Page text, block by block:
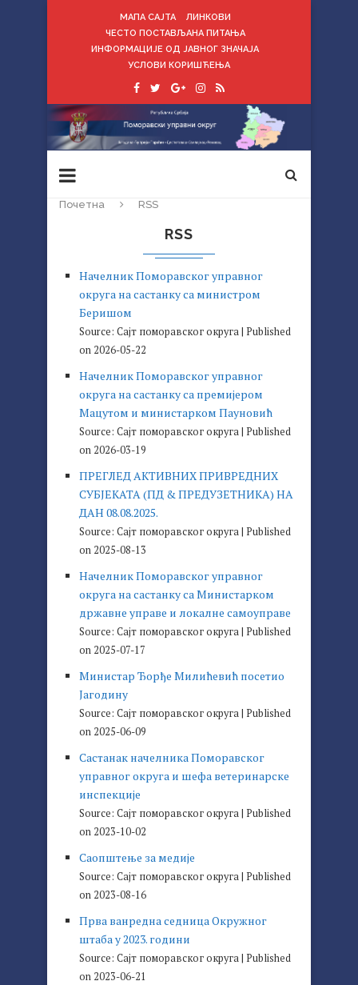
МАПА САЈТА
ЛИНКОВИ
ЧЕСТО ПОСТАВЉАНА ПИТАЊА
ИНФОРМАЦИЈЕ ОД ЈАВНОГ ЗНАЧАЈА
УСЛОВИ КОРИШЋЕЊА
Почетна RSS
RSS
Начелник Поморавског управног
округа на састанку са министром
Беришом
Source: Сајт поморавског округа Published
on 2026-05-22
Начелник Поморавског управног
округа на састанку са премијером
Мацутом и министарком Пауновић
Source: Сајт поморавског округа Published
on 2026-03-19
ПРЕГЛЕД АКТИВНИХ ПРИВРЕДНИХ
СУБЈЕКАТА (ПД & ПРЕДУЗЕТНИКА) НА
ДАН 08.08.2025.
Source: Сајт поморавског округа Published
on 2025-08-13
Начелник Поморавског управног
округа на састанку са Министарком
државне управе и локалне самоуправе
Source: Сајт поморавског округа Published
on 2025-07-17
Министар Ђорђе Милићевић посетио
Јагодину
Source: Сајт поморавског округа Published
on 2025-06-09
Састанак начелника Поморавског
управног округа и шефа ветеринарске
инспекције
Source: Сајт поморавског округа Published
on 2023-10-02
Саопштење за медије
Source: Сајт поморавског округа Published
on 2023-08-16
Прва ванредна седница Окружног
штаба у 2023. години
Source: Сајт поморавског округа Published
on 2023-06-21